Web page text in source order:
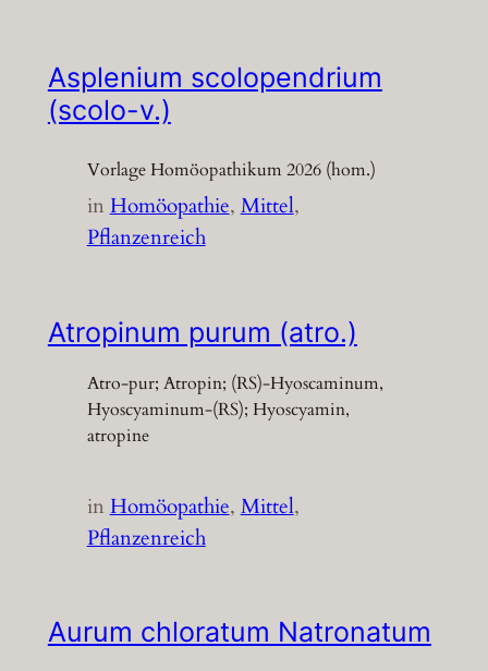
Asplenium scolopendrium
(scolo-v.)
Vorlage Homöopathikum 2026 (hom.)
inHomöopathie, Mittel
Pflanzenreich
Atropinum purum (atro.)
Atro-pur; Atropin; (RS)-Hyoscaminum,
Hyoscyaminum-(RS); Hyoscyamin,
atropine
inHomöopathie, Mittel
Pflanzenreich
Aurum chloratum Natronatum